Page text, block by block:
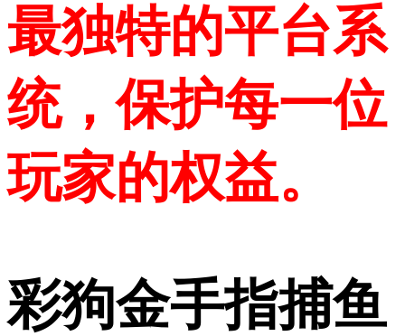
最独特的平台系
统，保护每一位
玩家的权益。
彩狗金手指捕鱼